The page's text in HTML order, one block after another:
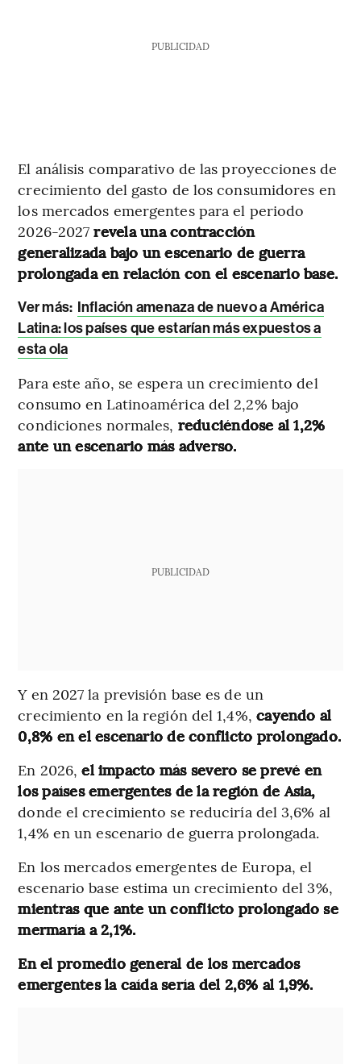
PUBLICIDAD
El análisis comparativo de las proyecciones de
crecimiento del gasto de los consumidores en
los mercados emergentes para el periodo
2026-2027revela una contracción
generalizada bajo un escenario de guerra
prolongada en relación con el escenario base.
Ver más: Inflación amenaza de nuevo a América
Latina: los países que estarían más expuestos a
esta ola
Para este año, se espera un crecimiento del
consumo en Latinoamérica del 2,2% bajo
condiciones normales, reduciéndose al 1,2%
ante un escenario más adverso.
PUBLICIDAD
Y en 2027 la previsión base es de un
crecimiento en la región del 1,4%, cayendo al
0,8% en el escenario de conflicto prolongado.
En 2026,el impacto más severo se prevé en
los países emergentes de la región de Asia,
donde el crecimiento se reduciría del 3,6% al
1,4% en un escenario de guerra prolongada.
En los mercados emergentes de Europa, el
escenario base estima un crecimiento del 3%,
mientras que ante un conflicto prolongado se
mermaría a 2,1%.
En el promedio general de los mercados
emergentes la caída sería del 2,6% al 1,9%.